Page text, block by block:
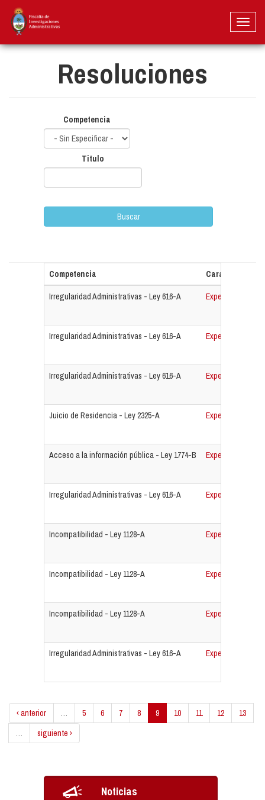
Pasar
contenido
Resoluciones
Competencia
Titulo
Buscar
Competencia Caratula
Irregularidad Administrativas - Ley 616-A Expediente N°
Irregularidad Administrativas - Ley 616-A Expediente N°
Irregularidad Administrativas - Ley 616-A Expediente N°
Juicio de Residencia - Ley 2325-A Expediente N°
Acceso a la información pública - Ley 1774-B Expediente N°
Irregularidad Administrativas - Ley 616-A Expediente N°
Incompatibilidad - Ley 1128-A Expediente N°
Incompatibilidad - Ley 1128-A Expediente N°
Incompatibilidad - Ley 1128-A Expediente N°
Irregularidad Administrativas - Ley 616-A Expediente N°
‹ anterior … 5 6 7 8 9 10 11 12
13
…
siguiente ›
Noticias